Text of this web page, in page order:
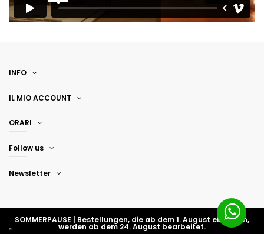
SOMMERPAUSE | Bestellungen, die ab dem 1. August eingehen,
werden ab dem 24. August bearbeitet.
INFO
IL MIO ACCOUNT
ORARI
Follow us
Newsletter